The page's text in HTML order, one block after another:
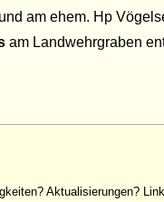
am ehem. Hp
am Landwehrgraben
Aktualisierungen?